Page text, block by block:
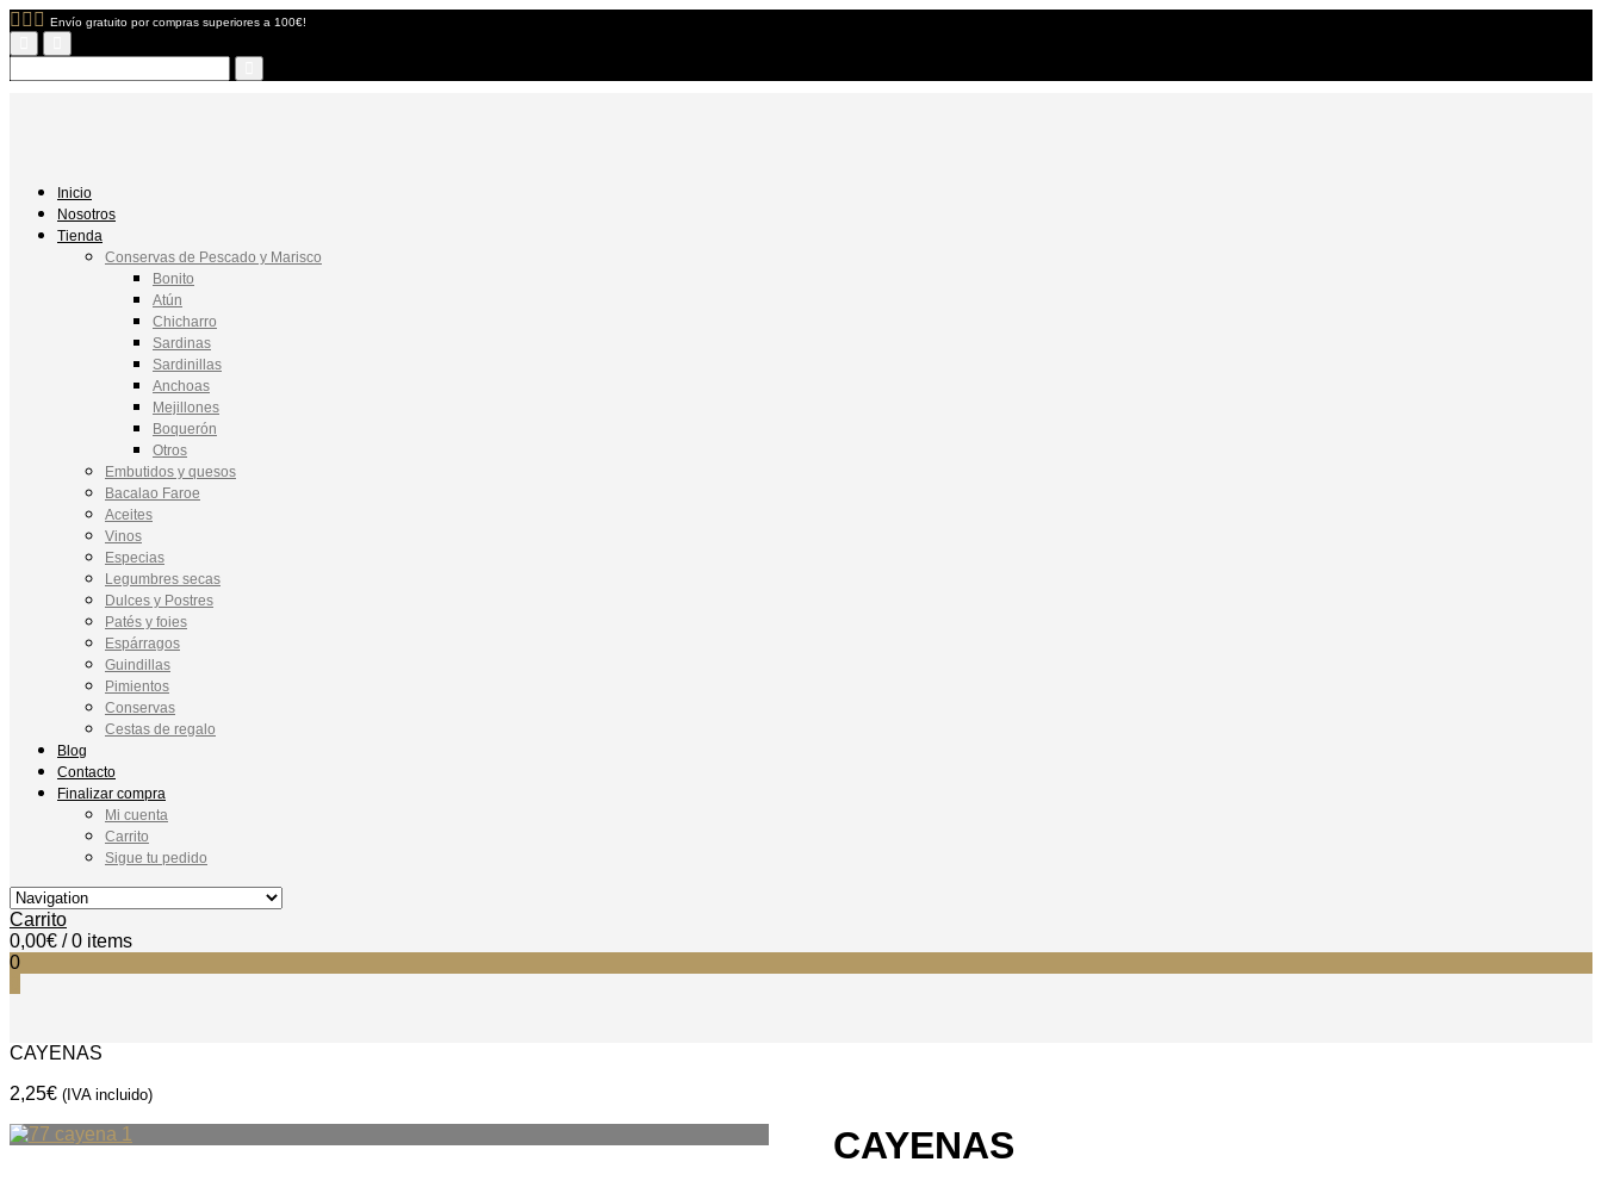
Envío gratuito por compras superiores a 100€!
Inicio
Nosotros
Tienda
Conservas de Pescado y Marisco
Bonito
Atún
Chicharro
Sardinas
Sardinillas
Anchoas
Mejillones
Boquerón
Otros
Embutidos y quesos
Bacalao Faroe
Aceites
Vinos
Especias
Legumbres secas
Dulces y Postres
Patés y foies
Espárragos
Guindillas
Pimientos
Conservas
Cestas de regalo
Blog
Contacto
Finalizar compra
Mi cuenta
Carrito
Sigue tu pedido
Carrito
0,00€ / 0 items
0
CAYENAS
2,25€ (IVA incluido)
CAYENAS